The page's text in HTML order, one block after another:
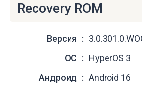
Recovery ROM
Версия
ОС
HyperOS 3
Андроид
Android 16